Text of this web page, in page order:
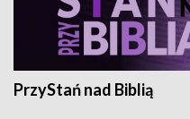
PrzyStań nad Biblią